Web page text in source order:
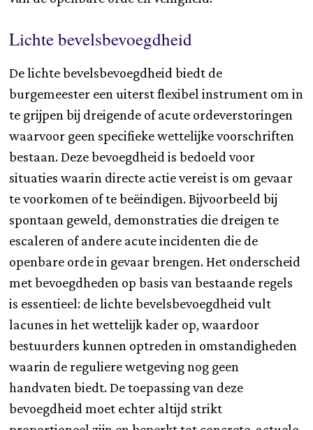
Lichte bevelsbevoegdheid
De lichte bevelsbevoegdheid biedt de
burgemeester een uiterst flexibel instrument om in
te grijpen bij dreigende of acute ordeverstoringen
waarvoor geen specifieke wettelijke voorschriften
bestaan. Deze bevoegdheid is bedoeld voor
situaties waarin directe actie vereist is om gevaar
te voorkomen of te beëindigen. Bijvoorbeeld bij
spontaan geweld, demonstraties die dreigen te
escaleren of andere acute incidenten die de
openbare orde in gevaar brengen. Het onderscheid
met bevoegdheden op basis van bestaande regels
is essentieel: de lichte bevelsbevoegdheid vult
lacunes in het wettelijk kader op, waardoor
bestuurders kunnen optreden in omstandigheden
waarin de reguliere wetgeving nog geen
handvaten biedt. De toepassing van deze
bevoegdheid moet echter altijd strikt